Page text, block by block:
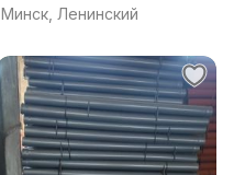
Минск, Ленинский